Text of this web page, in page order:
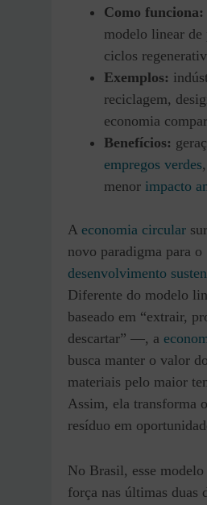
Como funciona:
modelo linear de
ciclos
Exemplos:
reciclagem,
economia
Benefícios:
empregos verdes
menor impacto
A economia circular
novo paradigma para o
desenvolvimento
Diferente do modelo
baseado em “extrair,
descartar” —, a
busca manter o valor
materiais pelo maior
Assim, ela transforma
resíduo em
No Brasil, esse
força nas últimas duas